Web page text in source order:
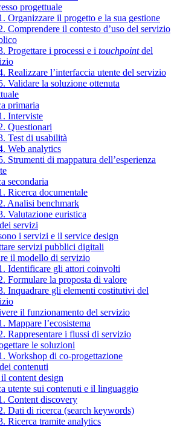
progettuale
Organizzare il progetto e la sua gestione
Comprendere il contesto d’uso del servizio
Progettare i processi e i touchpointdel
Realizzare l’interfaccia utente del servizio
Validare la soluzione ottenuta
primaria
Interviste
Questionari
Test di usabilità
Web analytics
Strumenti di mappatura dell’esperienza
secondaria
Ricerca documentale
Analisi benchmark
Valutazione euristica
servizi
i servizi e il service design
servizi pubblici digitali
il modello di servizio
Identificare gli attori coinvolti
Formulare la proposta di valore
Inquadrare gli elementi costitutivi del
il funzionamento del servizio
Mappare l’ecosistema
Rappresentare i flussi di servizio
le soluzioni
Workshop di co-progettazione
contenuti
content design
utente sui contenuti e il linguaggio
Content discovery
Dati di ricerca (search keywords)
Ricerca tramite analytics